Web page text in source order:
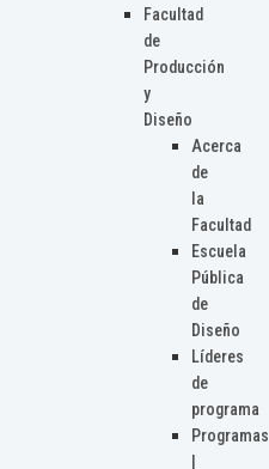
Facultad
de
Producción
y
Diseño
Acerca
de
la
Facultad
Escuela
Pública
de
Diseño
Líderes
de
programa
Programas